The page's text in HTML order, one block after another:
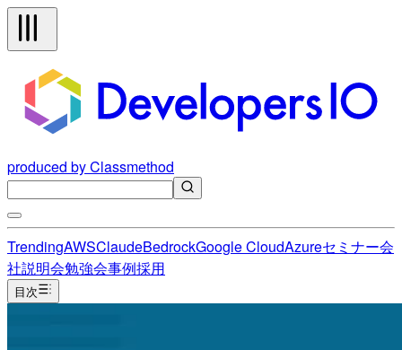
produced by Classmethod
TrendingAWSClaudeBedrockGoogle CloudAzureセミナー会
社説明会勉強会事例採用
目次